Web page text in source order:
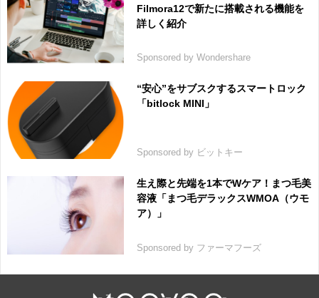
Filmora12で新たに搭載される機能を
詳しく紹介
Sponsored by Wondershare
“安心”をサブスクするスマートロック
「bitlock MINI」
Sponsored by ビットキー
生え際と先端を1本でWケア！まつ毛美
容液「まつ毛デラックスWMOA（ウモ
ア）」
Sponsored by ファーマフーズ